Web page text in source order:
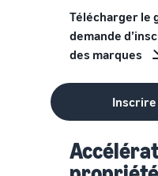
Télécharger le
demande
des marques